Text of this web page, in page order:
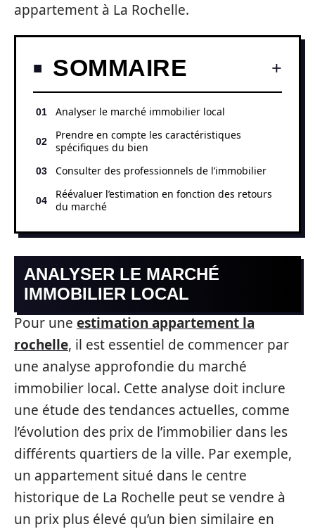
appartement à La Rochelle.
SOMMAIRE
Analyser le marché immobilier local
Prendre en compte les caractéristiques
spécifiques du bien
Consulter des professionnels de l’immobilier
Réévaluer l’estimation en fonction des retours
du marché
ANALYSER LE MARCHÉ
IMMOBILIER LOCAL
Pour une estimation appartement la
rochelle, il est essentiel de commencer par
une analyse approfondie du marché
immobilier local. Cette analyse doit inclure
une étude des tendances actuelles, comme
l’évolution des prix de l’immobilier dans les
différents quartiers de la ville. Par exemple,
un appartement situé dans le centre
historique de La Rochelle peut se vendre à
un prix plus élevé qu’un bien similaire en